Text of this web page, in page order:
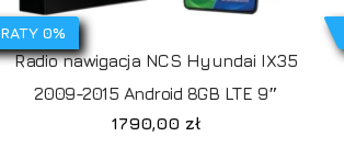
RATY 0%
Radio nawigacja NCS Hyundai IX35
2009-2015 Android 8GB LTE 9″
1790,00 zł